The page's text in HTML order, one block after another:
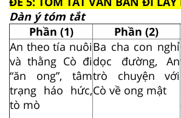
Dàn ý tóm tắt
Phần (1)
Phần (2)
An theo tía nuôi
và thằng Cò đi
“ăn ong”, tâm
trạng háo hức,
tò mò
Ba cha con nghỉ
dọc đường, An
trò chuyện với
Cò về ong mật